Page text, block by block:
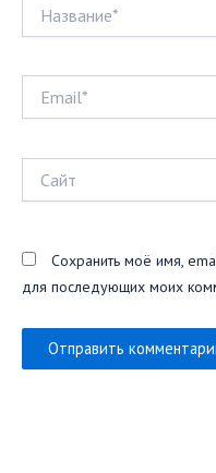
Сохранить моё имя,
для последующих моих